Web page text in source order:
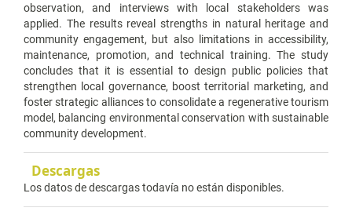
observation, and interviews with local stakeholders was
applied. The results reveal strengths in natural heritage and
community engagement, but also limitations in accessibility,
maintenance, promotion, and technical training. The study
concludes that it is essential to design public policies that
strengthen local governance, boost territorial marketing, and
foster strategic alliances to consolidate a regenerative tourism
model, balancing environmental conservation with sustainable
community development.
Descargas
Los datos de descargas todavía no están disponibles.